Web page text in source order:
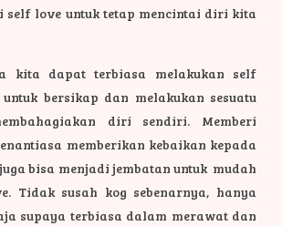
self love untuk tetap mencintai diri kita
kita dapat terbiasa melakukan self
bersikap dan melakukan sesuatu
diri sendiri. Memberi
memberikan kebaikan kepada
bisa menjadi jembatan untuk mudah
Tidak susah kog sebenarnya, hanya
supaya terbiasa dalam merawat dan